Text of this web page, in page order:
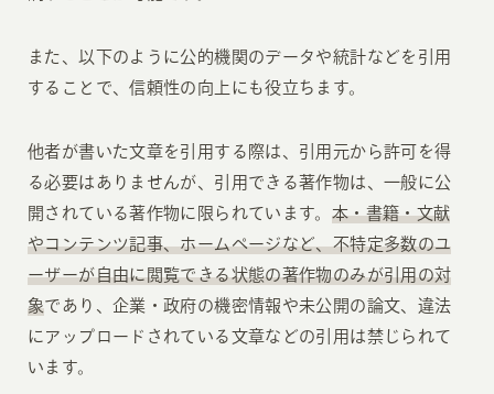
また、以下のように公的機関のデータや統計などを引用
することで、信頼性の向上にも役立ちます。
他者が書いた文章を引用する際は、引用元から許可を得
る必要はありませんが、引用できる著作物は、一般に公
開されている著作物に限られています。 本・書籍・文献
やコンテンツ記事、ホームページなど、不特定多数のユ
ーザーが自由に閲覧できる状態の著作物のみが引用の対
象であり、企業・政府の機密情報や未公開の論文、違法
にアップロードされている文章などの引用は禁じられて
います。